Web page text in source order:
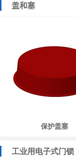
盖和塞
保护盖塞
工业用电子式门锁